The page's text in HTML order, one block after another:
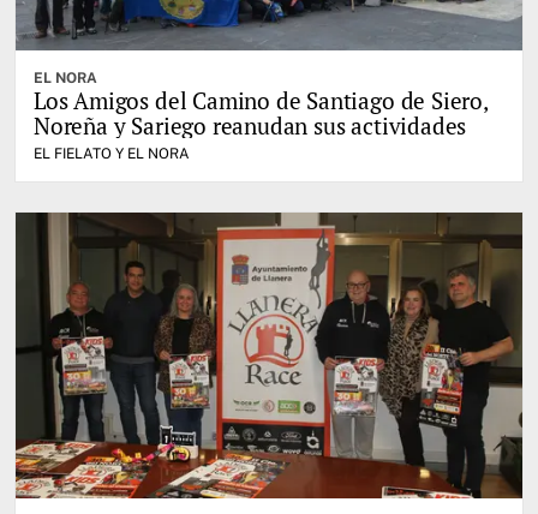
EL NORA
Los Amigos del Camino de Santiago de Siero,
Noreña y Sariego reanudan sus actividades
EL FIELATO Y EL NORA